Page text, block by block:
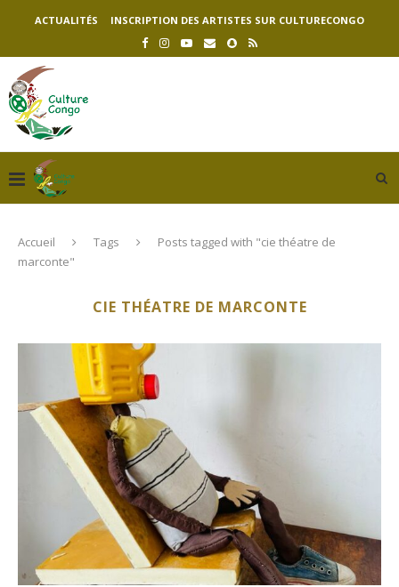
ACTUALITÉS INSCRIPTION DES ARTISTES SUR CULTURECONGO
Accueil Tags
Posts tagged with "cie théatre de
marconte"
CIE THÉATRE DE MARCONTE